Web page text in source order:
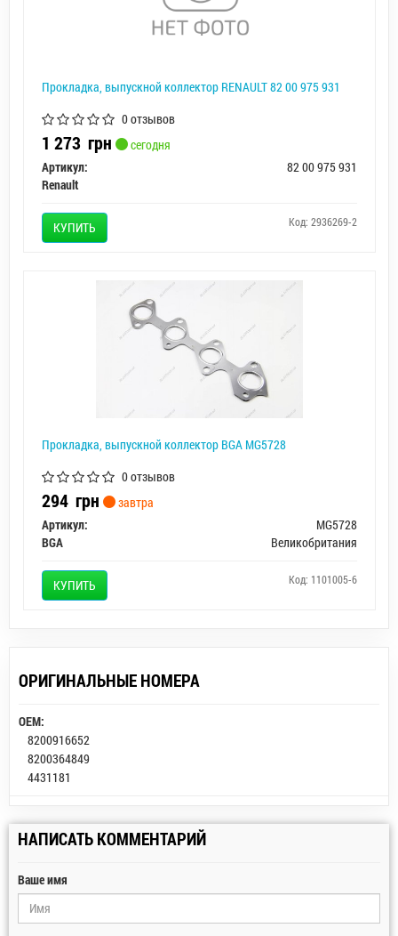
Прокладка, выпускной коллектор RENAULT 82 00 975 931
0 отзывов
1 273 грн
сегодня
Артикул:
82 00 975 931
Renault
КУПИТЬ Код: 2936269-2
Прокладка, выпускной коллектор BGA MG5728
0 отзывов
294 грн
завтра
Артикул:
MG5728
BGA
Великобритания
КУПИТЬ Код: 1101005-6
ОРИГИНАЛЬНЫЕ НОМЕРА
OEM:
8200916652
8200364849
4431181
НАПИСАТЬ КОММЕНТАРИЙ
Ваше имя